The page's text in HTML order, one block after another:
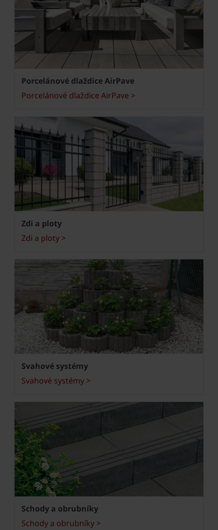
Porcelánové dlaždice AirPave
Porcelánové dlaždice AirPave >
Zdi a ploty
Zdi a ploty >
Svahové systémy
Svahové systémy >
Schody a obrubníky
Schody a obrubníky >